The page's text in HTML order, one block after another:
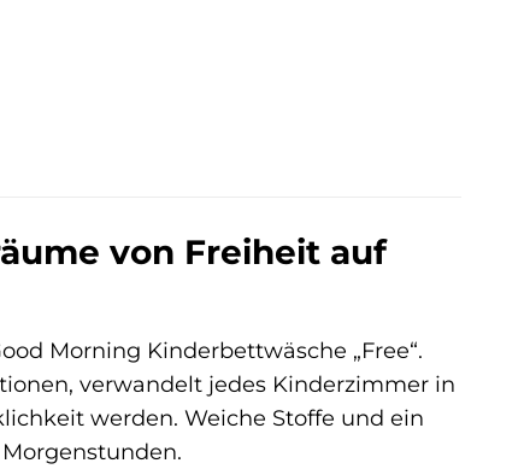
von Freiheit auf
Morning Kinderbettwäsche „Free“.
verwandelt jedes Kinderzimmer in
werden. Weiche Stoffe und ein